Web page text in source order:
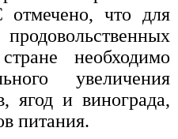
что для
необходимо
увеличения
ягод и винограда,
питания.